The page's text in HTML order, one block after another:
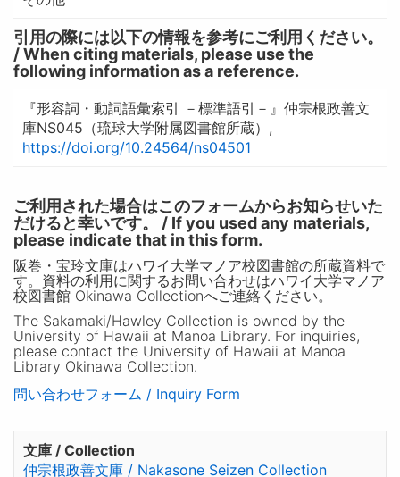
引用の際には以下の情報を参考にご利用ください。
/ When citing materials, please use the
following information as a reference.
『形容詞・動詞語彙索引 －標準語引－』仲宗根政善文
庫NS045（琉球大学附属図書館所蔵）,
https://doi.org/10.24564/ns04501
ご利用された場合はこのフォームからお知らせいた
だけると幸いです。 / If you used any materials,
please indicate that in this form.
阪巻・宝玲文庫はハワイ大学マノア校図書館の所蔵資料で
す。資料の利用に関するお問い合わせはハワイ大学マノア
校図書館 Okinawa Collectionへご連絡ください。
The Sakamaki/Hawley Collection is owned by the
University of Hawaii at Manoa Library. For inquiries,
please contact the University of Hawaii at Manoa
Library Okinawa Collection.
問い合わせフォーム / Inquiry Form
文庫 / Collection
仲宗根政善文庫 / Nakasone Seizen Collection